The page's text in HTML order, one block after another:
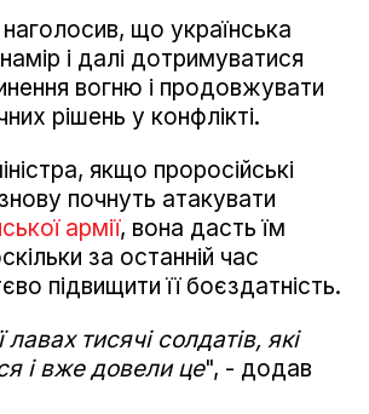
що українська
і далі дотримуватися
вогню і продовжувати
рішень у конфлікті.
якщо проросійські
почнуть атакувати
армії, вона дасть їм
за останній час
підвищити її боєздатність.
лавах тисячі солдатів, які
і вже довели це", - додав